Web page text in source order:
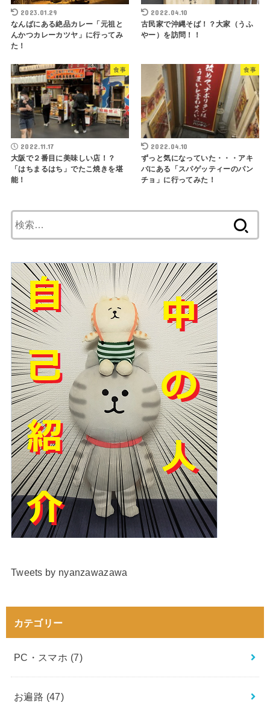
2023.01.29
なんばにある絶品カレー「元祖と
んかつカレーカツヤ」に行ってみ
た！
2022.04.10
古民家で沖縄そば！？大家（うふ
やー）を訪問！！
食事
2022.11.17
大阪で２番目に美味しい店！？
「はちまるはち」でたこ焼きを堪
能！
食事
2022.04.10
ずっと気になっていた・・・アキ
バにある「スパゲッティーのパン
チョ」に行ってみた！
索:
Tweets by nyanzawazawa
カテゴリー
PC・スマホ (7)
お遍路 (47)